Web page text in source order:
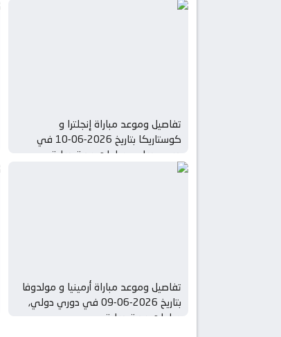
تفاصيل وموعد مباراة إنجلترا و
كوستاريكا بتاريخ 2026-06-10 في
دوري دولي, مباريات ودية دولية
تفاصيل وموعد مباراة أرمينيا و مولدوفا
بتاريخ 2026-06-09 في دوري دولي,
مباريات ودية دولية